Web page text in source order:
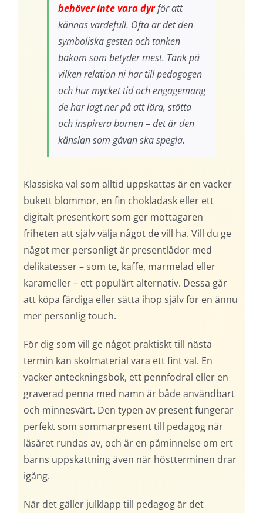
behöver inte vara dyrför att
kännas värdefull. Ofta är det den
symboliska gesten och tanken
bakom som betyder mest. Tänk på
vilken relation ni har till pedagogen
och hur mycket tid och engagemang
de har lagt ner på att lära, stötta
och inspirera barnen – det är den
känslan som gåvan ska spegla.
Klassiska val som alltid uppskattas är en vacker
bukett blommor, en fin chokladask eller ett
digitalt presentkort som ger mottagaren
friheten att själv välja något de vill ha. Vill du ge
något mer personligt är presentlådor med
delikatesser – som te, kaffe, marmelad eller
karameller – ett populärt alternativ. Dessa går
att köpa färdiga eller sätta ihop själv för en ännu
mer personlig touch.
För dig som vill ge något praktiskt till nästa
termin kan skolmaterial vara ett fint val. En
vacker anteckningsbok, ett pennfodral eller en
graverad penna med namn är både användbart
och minnesvärt. Den typen av present fungerar
perfekt som sommarpresent till pedagog när
läsåret rundas av, och är en påminnelse om ert
barns uppskattning även när höstterminen drar
igång.
När det gäller julklapp till pedagog är det